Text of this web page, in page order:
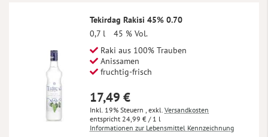
Tekirdag Rakisi 45% 0.70
0,7 l
45 % Vol.
Raki aus 100% Trauben
Anissamen
fruchtig-frisch
17,49 €
Inkl. 19% Steuern , exkl. Versandkosten
24,99 € / 1 l
Informationen zur Lebensmittel Kennzeichnung